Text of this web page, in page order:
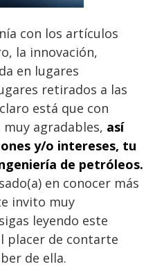
con los artículos
la innovación,
en lugares
retirados a las
está que con
agradables, así
y/o intereses, tu
de petróleos.
en conocer más
invito muy
leyendo este
placer de contarte
de ella.